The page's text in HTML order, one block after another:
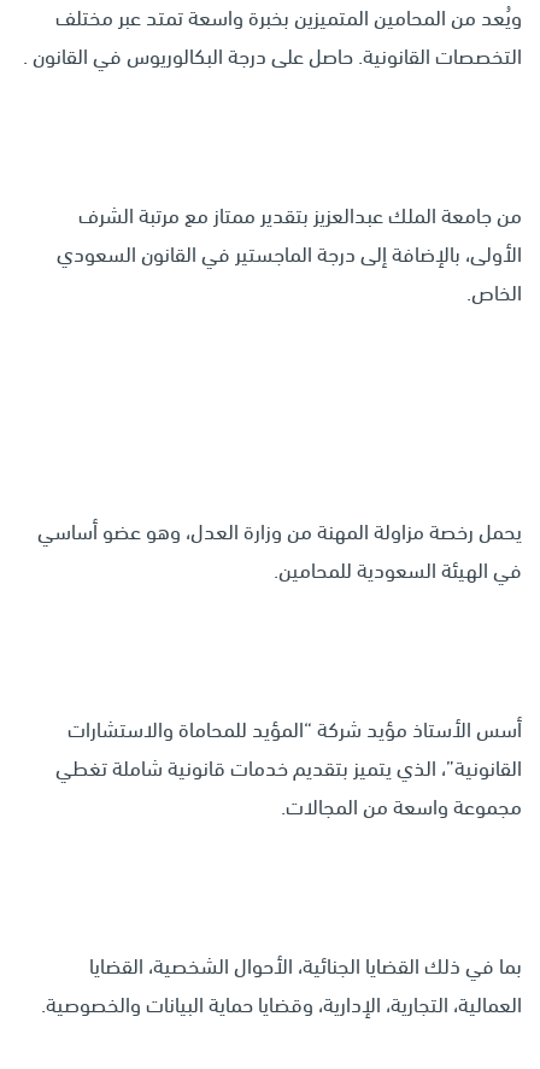
ويُعد من المحامين المتميزين بخبرة واسعة تمتد عبر مختلف
التخصصات القانونية. حاصل على درجة البكالوريوس في القانون .
من جامعة الملك عبدالعزيز بتقدير ممتاز مع مرتبة الشرف
الأولى، بالإضافة إلى درجة الماجستير في القانون السعودي
الخاص.
يحمل رخصة مزاولة المهنة من وزارة العدل، وهو عضو أساسي
في الهيئة السعودية للمحامين.
أسس الأستاذ مؤيد شركة “المؤيد للمحاماة والاستشارات
القانونية”، الذي يتميز بتقديم خدمات قانونية شاملة تغطي
مجموعة واسعة من المجالات.
بما في ذلك القضايا الجنائية، الأحوال الشخصية، القضايا
العمالية، التجارية، الإدارية، وقضايا حماية البيانات والخصوصية.